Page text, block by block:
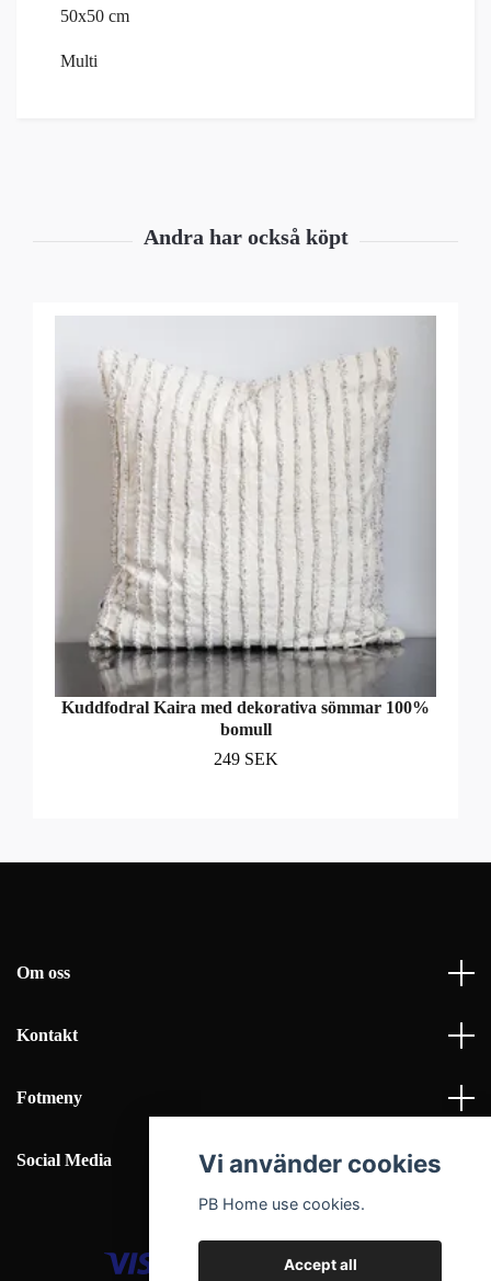
50x50 cm
Multi
Kuddfodral Kaira med dekorativa sömmar 100%
bomull
249 SEK
Om oss
Kontakt
Fotmeny
Social Media Vi använder cookies
PB Home use cookies.
Accept all